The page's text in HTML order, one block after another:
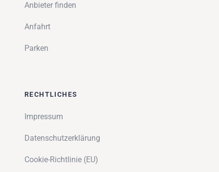
Anbieter finden
Anfahrt
Parken
RECHTLICHES
Impressum
Datenschutzerklärung
Cookie-Richtlinie (EU)